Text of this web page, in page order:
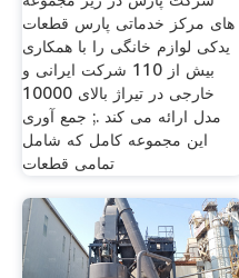
های مرکز خدماتی پارس قطعات
یدکی لوازم خانگی را با همکاری
بیش از 110 شرکت ایرانی و
خارجی در تیراژ بالای 10000
مدل ارائه می کند .; جمع آوری
این مجموعه کامل که شامل
تمامی قطعات